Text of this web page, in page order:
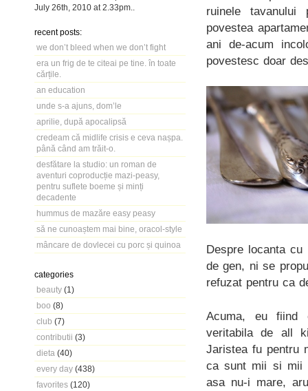
July 26th, 2010 at 2.33pm
recent posts:
we don’t bleed when we don’t fight
era un frig de te citeai pe tine. în toate
cărțile.
an education
unde s-a ajuns, dom’le
aprilie, după apocalipsă
credeam că midlife crisis e ceva nașpa.
până când am trăit-o.
desfătare la studio: un roman de
aventuri coproducție mazi-peasy,
pentru suflete boeme și minți
decadente
hummus de mazăre easy peasy
să ne cunoaștem mai bine, oracol-style
mâncare de dovlecei cu porc și quinoa
categories
beauty (1)
boo (8)
club (7)
contributii (3)
dieta (40)
every day (438)
favorites (120)
ruinele
povestea
ani de-acum
povestesc doar
Despre locanta
de gen, ni se
refuzat pentru ca
Acuma, eu fiind
veritabila de all
Jaristea fu pentru
ca sunt mii si mii
asa nu-i mare,